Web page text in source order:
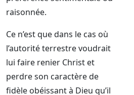
raisonnée.
Ce n’est que dans le cas où
l’autorité terrestre voudrait
lui faire renier Christ et
perdre son caractère de
fidèle obéissant à Dieu qu’il